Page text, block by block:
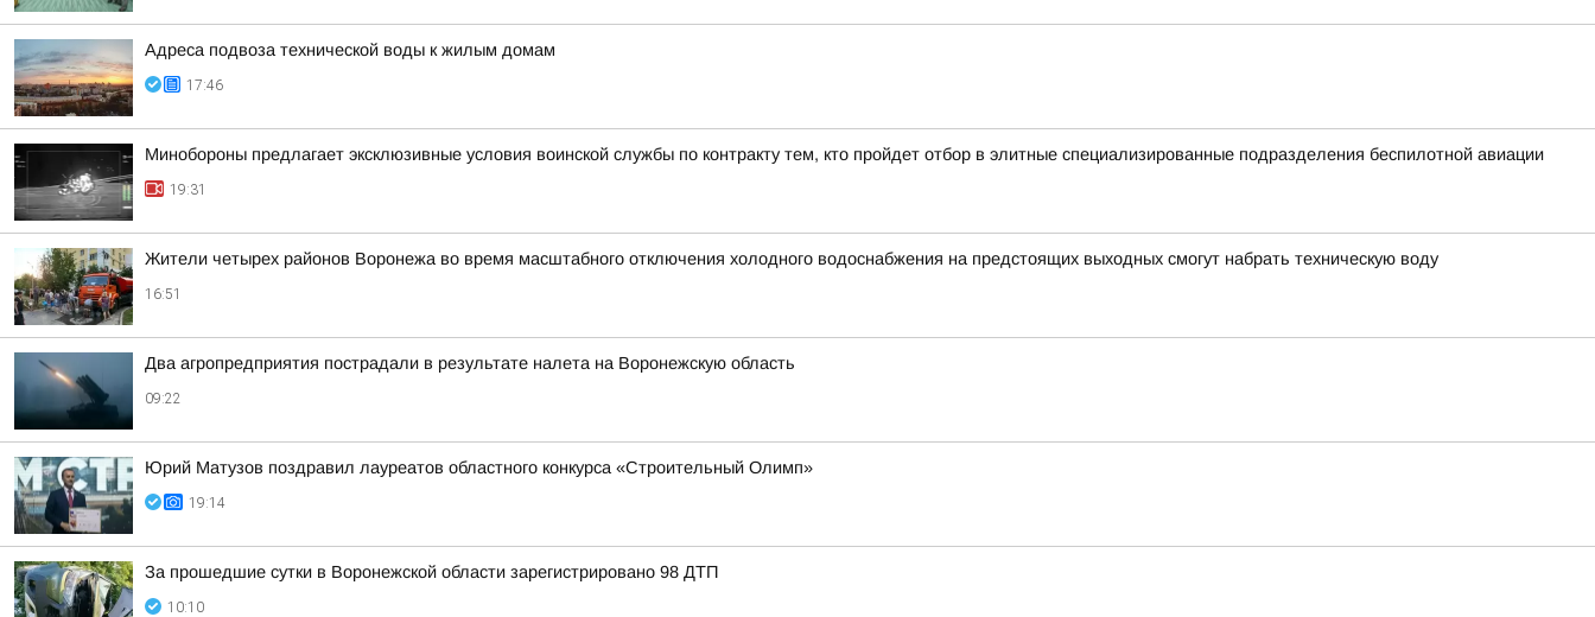
Адреса подвоза технической воды к жилым домам
17:46
Минобороны предлагает эксклюзивные условия воинской службы по контракту тем, кто пройдет отбор в элитные специализированные подразделения беспилотной авиации
19:31
Жители четырех районов Воронежа во время масштабного отключения холодного водоснабжения на предстоящих выходных смогут набрать техническую воду
16:51
Два агропредприятия пострадали в результате налета на Воронежскую область
09:22
Юрий Матузов поздравил лауреатов областного конкурса «Строительный Олимп»
19:14
За прошедшие сутки в Воронежской области зарегистрировано 98 ДТП
10:10